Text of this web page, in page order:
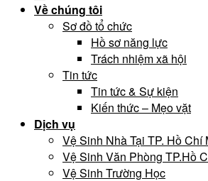
Về chúng tôi
Sơ đồ tổ chức
Hồ sơ năng lực
Trách nhiệm xã hội
Tin tức
Tin tức & Sự kiện
Kiến thức – Mẹo vặt
Dịch vụ
Vệ Sinh Nhà Tại TP. Hồ Chí
Vệ Sinh Văn Phòng TP.Hồ
Vệ Sinh Trường Học